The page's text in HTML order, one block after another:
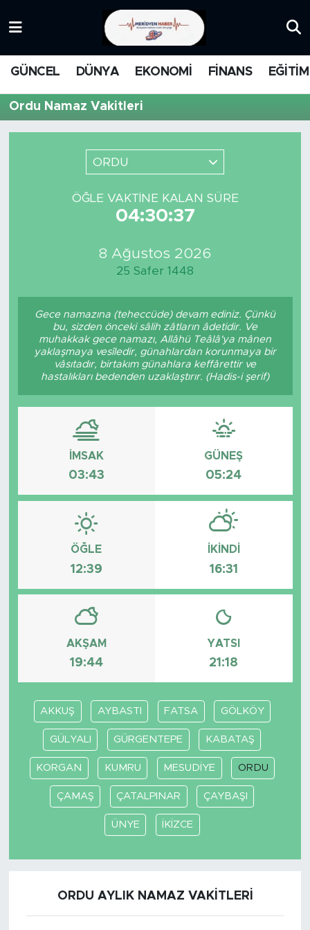
GÜNCEL DÜNYA EKONOMİ FİNANS EĞİTİM
Ordu Namaz Vakitleri
ORDU
ÖĞLE VAKTINE KALAN SÜRE
04:30:37
8 Ağustos 2026
25 Safer 1448
Gece namazına (teheccüde) devam ediniz. Çünkü
bu, sizden önceki sâlih zâtların âdetidir. Ve
muhakkak gece namazı, Allâhü Teâlâ'ya mânen
yaklaşmaya vesîledir, günahlardan korunmaya bir
vâsıtadır, birtakım günahlara keffârettir ve
hastalıkları bedenden uzaklaştırır. (Hadis-i şerif)
İMSAK
03:43
GÜNEŞ
05:24
ÖĞLE
12:39
İKINDI
16:31
AKŞAM
19:44
YATSI
21:18
AKKUŞ AYBASTI FATSA GÖLKÖY
GÜLYALI GÜRGENTEPE KABATAŞ
KORGAN KUMRU MESUDİYE ORDU
ÇAMAŞ ÇATALPINAR ÇAYBAŞI
ÜNYE İKİZCE
ORDU AYLIK NAMAZ VAKITLERI
MANŞET
FİNANS
KARİKATÜR
BİLİM-TEKNOLOJİ
RÖPÖRTAJ
ANALİZ
NOSTALJİ
KULİS
YAZARLAR
EKONOMİ
YAŞAM
TARİHTEN GÜNÜMÜZE
TARİH
SİYASET
İstanbul Namaz Vakitleri
Trafik Durumu
Süper Lig Puan Durumu ve Fikstür
Son Dakika Haberleri
Haber Arşivi